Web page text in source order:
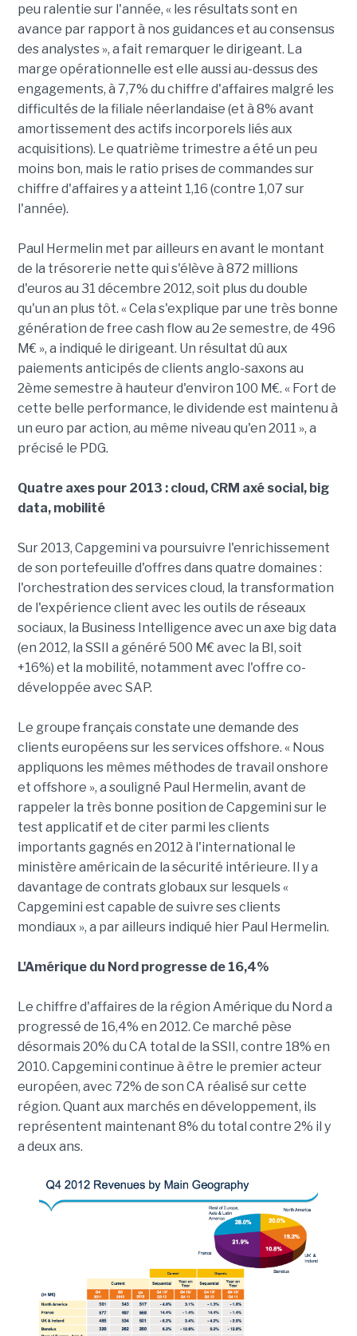
peu ralentie sur l'année, « les résultats sont en
avance par rapport à nos guidances et au consensus
des analystes », a fait remarquer le dirigeant. La
marge opérationnelle est elle aussi au-dessus des
engagements, à 7,7% du chiffre d'affaires malgré les
difficultés de la filiale néerlandaise (et à 8% avant
amortissement des actifs incorporels liés aux
acquisitions). Le quatrième trimestre a été un peu
moins bon, mais le ratio prises de commandes sur
chiffre d'affaires y a atteint 1,16 (contre 1,07 sur
l'année).
Paul Hermelin met par ailleurs en avant le montant
de la trésorerie nette qui s'élève à 872 millions
d'euros au 31 décembre 2012, soit plus du double
qu'un an plus tôt. « Cela s'explique par une très bonne
génération de free cash flow au 2e semestre, de 496
M€ », a indiqué le dirigeant. Un résultat dû aux
paiements anticipés de clients anglo-saxons au
2ème semestre à hauteur d'environ 100 M€. « Fort de
cette belle performance, le dividende est maintenu à
un euro par action, au même niveau qu'en 2011 », a
précisé le PDG.
Quatre axes pour 2013 : cloud, CRM axé social, big
data, mobilité
Sur 2013, Capgemini va poursuivre l'enrichissement
de son portefeuille d'offres dans quatre domaines :
l'orchestration des services cloud, la transformation
de l'expérience client avec les outils de réseaux
sociaux, la Business Intelligence avec un axe big data
(en 2012, la SSII a généré 500 M€ avec la BI, soit
+16%) et la mobilité, notamment avec l'offre co-
développée avec SAP.
Le groupe français constate une demande des
clients européens sur les services offshore. « Nous
appliquons les mêmes méthodes de travail onshore
et offshore », a souligné Paul Hermelin, avant de
rappeler la très bonne position de Capgemini sur le
test applicatif et de citer parmi les clients
importants gagnés en 2012 à l'international le
ministère américain de la sécurité intérieure. Il y a
davantage de contrats globaux sur lesquels «
Capgemini est capable de suivre ses clients
mondiaux », a par ailleurs indiqué hier Paul Hermelin.
L'Amérique du Nord progresse de 16,4%
Le chiffre d'affaires de la région Amérique du Nord a
progressé de 16,4% en 2012. Ce marché pèse
désormais 20% du CA total de la SSII, contre 18% en
2010. Capgemini continue à être le premier acteur
européen, avec 72% de son CA réalisé sur cette
région. Quant aux marchés en développement, ils
représentent maintenant 8% du total contre 2% il y
a deux ans.